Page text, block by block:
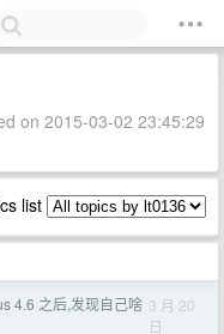
on 2015-03-02 23:45:29
list
4.6 之后,发现自己啥 3 月 20
日